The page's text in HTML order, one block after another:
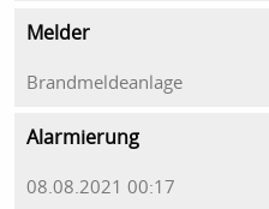
Melder
Brandmeldeanlage
Alarmierung
08.08.2021 00:17